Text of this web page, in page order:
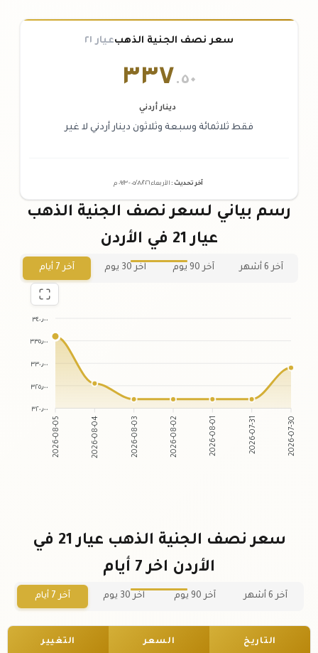
سعر نصف الجنية الذهبعيار ٢١
٣٣٧ .٥٠
دينار أردني
فقط ثلاثمائة وسبعة وثلاثون دينار أردني لا غير
آخر تحديث : الأربعاء ٠٥ /٠٨/٢٠٢٦ - ٠٩:٢٣م
رسم بياني لسعر نصف الجنية الذهب
عيار 21 في الأردن
آخر 6 أشهر آخر 90 يوم آخر 30 يوم آخر 7 أيام
٣٤٠٫٠٠
٣٣٥٫٠٠
٣٣٠٫٠٠
٣٢٥٫٠٠
٣٢٠٫٠٠
2026-08-05 2026-08-04 2026-08-03 2026-08-02 2026-08-01 2026-07-31 2026-07-30
سعر نصف الجنية الذهب عيار 21 في
الأردن اخر 7 أيام
آخر 6 أشهر آخر 90 يوم آخر 30 يوم آخر 7 أيام
التاريخ السعر التغيير